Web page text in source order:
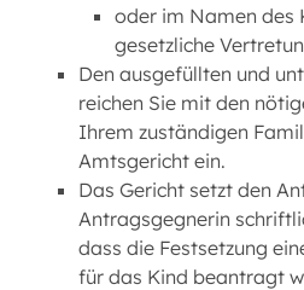
oder im Namen des
gesetzliche
Den ausgefüllten und
reichen Sie mit den
Ihrem zuständigen
Amtsgericht ein.
Das Gericht setzt den
Antragsgegnerin
dass die Festsetzung
für das Kind beantragt